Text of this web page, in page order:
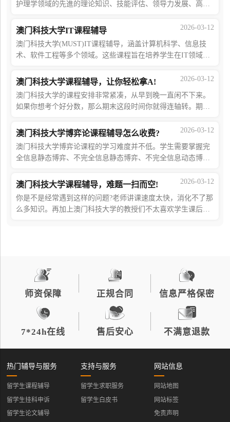
护理学领域的先進的理论知识、技能评估、领导力发展、高级
判的机会。为了能够学好这门学科，许
2026-03-12
澳门科技大学IT课程辅导
澳门科技大学(MUST)IT课程辅导，涵盖计算机科学、信息技
术、软件工程等多个领域。这些课程旨在培养学生在IT领域的
备。课程辅导内容MIIZ41文献阅读和研讨
2026-03-12
澳门科技大学课程辅导，让你轻松拿A!
澳门科技大学的课程安排非常紧凑，从早到晚一直闲不下来。
如果你想考个好分数，那么期末这段时间你就得连轴转。期间
么除了下功夫学习之外，你还可以寻求H
2026-03-12
澳门科技大学博弈论课程辅导怎么收费?
澳门科技大学博弈论课程的学习难度并不低。学生需要掌握完
全信息静态博弈、不完全信息静态博弈、不完全信息动态博弈
中的各种场景中。因此，越来越多的同
2026-03-12
澳门科技大学课程辅导，难题一扫而空!
你是不是经常遇到这样的问题?老师讲课速度太快，消化不了那
么多知识。再加上澳门科技大学的教授们不太喜欢学生课后打
师资保障 正规合同 信息严格保密
7*24h在线 售后安心 不满意退款
热门辅导与服务
留学生课程辅导
留学生挂科申诉
留学生论文辅导
支持与服务
留学生求职服务
留学生白皮书
网站信息
网站地图
网站标签
免责声明